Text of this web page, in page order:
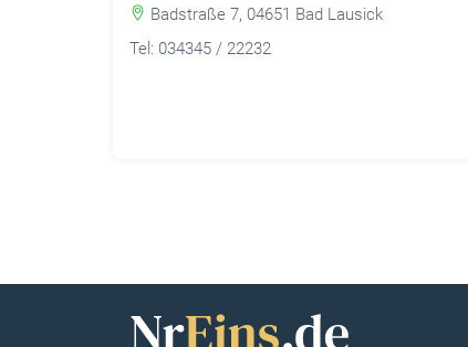
Badstraße 7, 04651 Bad Lausick
Tel: 034345 / 22232